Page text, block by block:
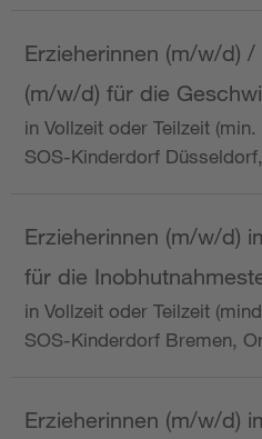
Erzieherinnen (m/w/d)
(m/w/d) für die
in Vollzeit oder Teilzeit
SOS-Kinderdorf
Erzieherinnen (m/w/d)
für die
in Vollzeit oder Teilzeit
SOS-Kinderdorf Bremen,
Erzieherinnen (m/w/d)